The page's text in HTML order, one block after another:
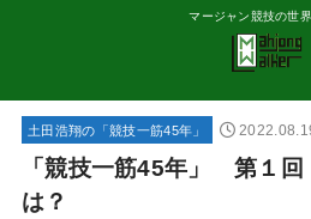
マージャン競技の世
土田浩翔の「競技一筋45年」
「競技一筋45年」 第１
は？